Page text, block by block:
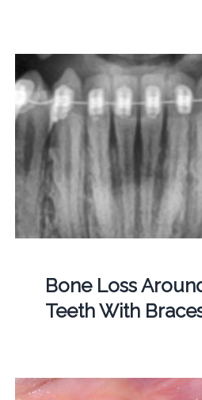
Bone Loss
Teeth With